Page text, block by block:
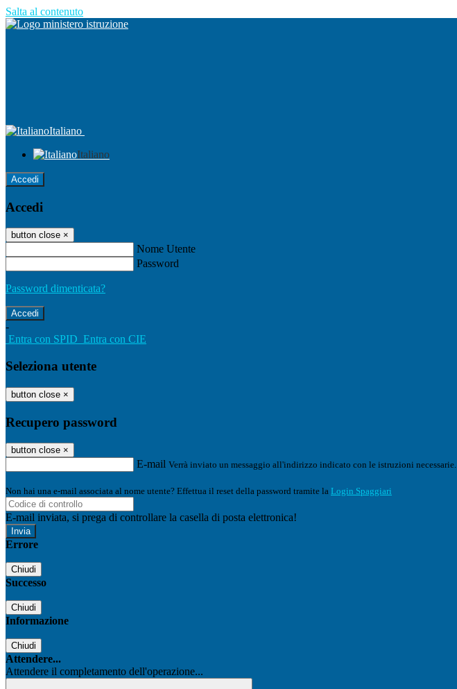
Salta al contenuto
Italiano
Italiano
Accedi
Accedi
button close ×
Nome Utente
Password
Password dimenticata?
-
Entra con SPID Entra con CIE
Seleziona utente
button close ×
Recupero password
button close ×
E-mail Verrà inviato un messaggio all'indirizzo indicato con le istruzioni necessarie.
Non hai una e-mail associata al nome utente? Effettua il reset della password tramite la Login Spaggiari
E-mail inviata, si prega di controllare la casella di posta elettronica!
Errore
Chiudi
Successo
Chiudi
Informazione
Chiudi
Attendere...
Attendere il completamento dell'operazione...